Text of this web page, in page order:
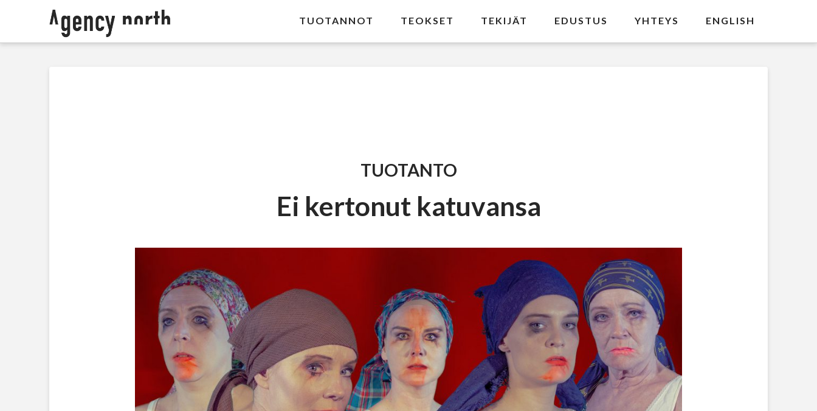
TUOTANNOT TEOKSET TEKIJÄT EDUSTUS YHTEYS ENGLISH
TUOTANTO
Ei kertonut katuvansa